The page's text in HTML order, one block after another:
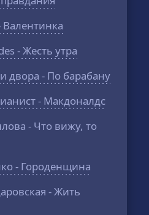
Валентинка
- Жесть утра
двора - По барабану
- Макдоналдс
- Что вижу, то
- Городенщина
- Жить